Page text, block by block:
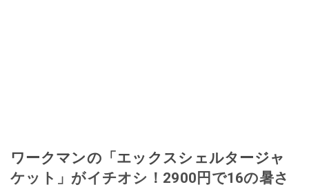
ワークマンの「エックスシェルタージャ
ケット」がイチオシ！2900円で16の暑さ